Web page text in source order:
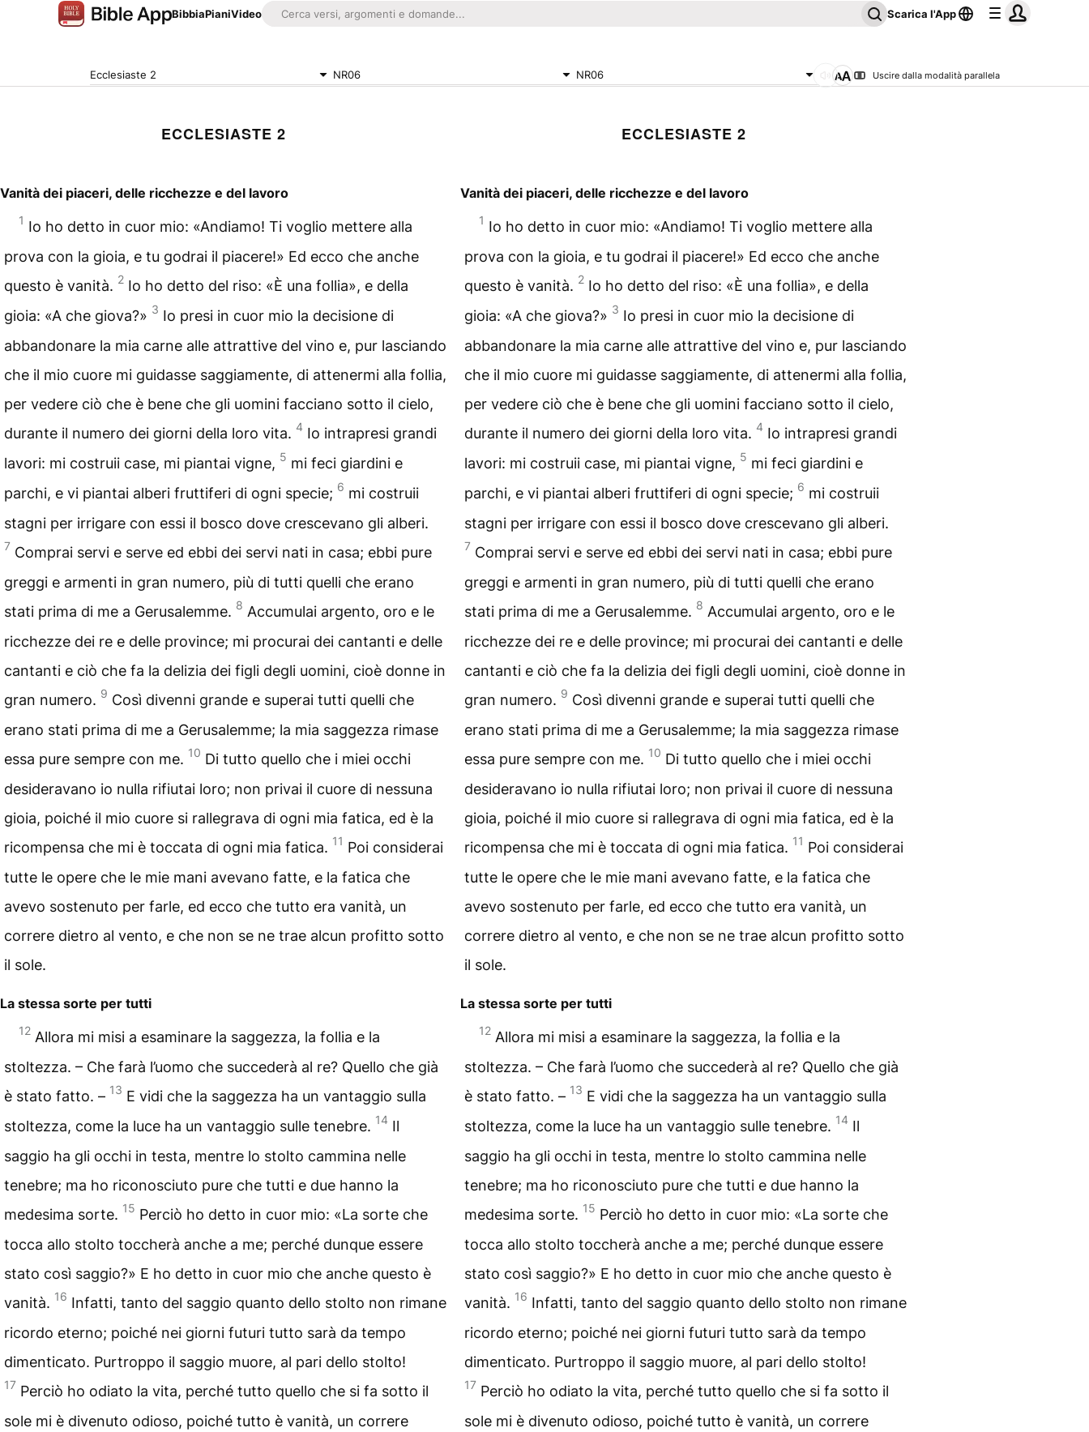
BibbiaPianiVideo Scarica l'App
Ecclesiaste 2 NR06 NR06 Uscire dalla modalità parallela
ECCLESIASTE 2
Vanità dei piaceri, delle ricchezze e del lavoro
1 Io ho detto in cuor mio: «Andiamo! Ti voglio mettere alla
prova con la gioia, e tu godrai il piacere!» Ed ecco che anche
questo è vanità. 2 Io ho detto del riso: «È una follia», e della
gioia: «A che giova?» 3 Io presi in cuor mio la decisione di
abbandonare la mia carne alle attrattive del vino e, pur lasciando
che il mio cuore mi guidasse saggiamente, di attenermi alla follia,
per vedere ciò che è bene che gli uomini facciano sotto il cielo,
durante il numero dei giorni della loro vita. 4 Io intrapresi grandi
lavori: mi costruii case, mi piantai vigne, 5 mi feci giardini e
parchi, e vi piantai alberi fruttiferi di ogni specie; 6 mi costruii
stagni per irrigare con essi il bosco dove crescevano gli alberi.
7 Comprai servi e serve ed ebbi dei servi nati in casa; ebbi pure
greggi e armenti in gran numero, più di tutti quelli che erano
stati prima di me a Gerusalemme. 8 Accumulai argento, oro e le
ricchezze dei re e delle province; mi procurai dei cantanti e delle
cantanti e ciò che fa la delizia dei figli degli uomini, cioè donne in
gran numero. 9 Così divenni grande e superai tutti quelli che
erano stati prima di me a Gerusalemme; la mia saggezza rimase
essa pure sempre con me. 10 Di tutto quello che i miei occhi
desideravano io nulla rifiutai loro; non privai il cuore di nessuna
gioia, poiché il mio cuore si rallegrava di ogni mia fatica, ed è la
ricompensa che mi è toccata di ogni mia fatica. 11 Poi considerai
tutte le opere che le mie mani avevano fatte, e la fatica che
avevo sostenuto per farle, ed ecco che tutto era vanità, un
correre dietro al vento, e che non se ne trae alcun profitto sotto
il sole.
La stessa sorte per tutti
12 Allora mi misi a esaminare la saggezza, la follia e la
stoltezza. – Che farà l’uomo che succederà al re? Quello che già
è stato fatto. – 13 E vidi che la saggezza ha un vantaggio sulla
stoltezza, come la luce ha un vantaggio sulle tenebre. 14 Il
saggio ha gli occhi in testa, mentre lo stolto cammina nelle
tenebre; ma ho riconosciuto pure che tutti e due hanno la
medesima sorte. 15 Perciò ho detto in cuor mio: «La sorte che
tocca allo stolto toccherà anche a me; perché dunque essere
stato così saggio?» E ho detto in cuor mio che anche questo è
vanità. 16 Infatti, tanto del saggio quanto dello stolto non rimane
ricordo eterno; poiché nei giorni futuri tutto sarà da tempo
dimenticato. Purtroppo il saggio muore, al pari dello stolto!
17 Perciò ho odiato la vita, perché tutto quello che si fa sotto il
sole mi è divenuto odioso, poiché tutto è vanità, un correre
ECCLESIASTE 2
Vanità dei piaceri, delle ricchezze e del lavoro
1 Io ho detto in cuor mio: «Andiamo! Ti voglio mettere alla
prova con la gioia, e tu godrai il piacere!» Ed ecco che anche
questo è vanità. 2 Io ho detto del riso: «È una follia», e della
gioia: «A che giova?» 3 Io presi in cuor mio la decisione di
abbandonare la mia carne alle attrattive del vino e, pur lasciando
che il mio cuore mi guidasse saggiamente, di attenermi alla follia,
per vedere ciò che è bene che gli uomini facciano sotto il cielo,
durante il numero dei giorni della loro vita. 4 Io intrapresi grandi
lavori: mi costruii case, mi piantai vigne, 5 mi feci giardini e
parchi, e vi piantai alberi fruttiferi di ogni specie; 6 mi costruii
stagni per irrigare con essi il bosco dove crescevano gli alberi.
7 Comprai servi e serve ed ebbi dei servi nati in casa; ebbi pure
greggi e armenti in gran numero, più di tutti quelli che erano
stati prima di me a Gerusalemme. 8 Accumulai argento, oro e le
ricchezze dei re e delle province; mi procurai dei cantanti e delle
cantanti e ciò che fa la delizia dei figli degli uomini, cioè donne in
gran numero. 9 Così divenni grande e superai tutti quelli che
erano stati prima di me a Gerusalemme; la mia saggezza rimase
essa pure sempre con me. 10 Di tutto quello che i miei occhi
desideravano io nulla rifiutai loro; non privai il cuore di nessuna
gioia, poiché il mio cuore si rallegrava di ogni mia fatica, ed è la
ricompensa che mi è toccata di ogni mia fatica. 11 Poi considerai
tutte le opere che le mie mani avevano fatte, e la fatica che
avevo sostenuto per farle, ed ecco che tutto era vanità, un
correre dietro al vento, e che non se ne trae alcun profitto sotto
il sole.
La stessa sorte per tutti
12 Allora mi misi a esaminare la saggezza, la follia e la
stoltezza. – Che farà l’uomo che succederà al re? Quello che già
è stato fatto. – 13 E vidi che la saggezza ha un vantaggio sulla
stoltezza, come la luce ha un vantaggio sulle tenebre. 14 Il
saggio ha gli occhi in testa, mentre lo stolto cammina nelle
tenebre; ma ho riconosciuto pure che tutti e due hanno la
medesima sorte. 15 Perciò ho detto in cuor mio: «La sorte che
tocca allo stolto toccherà anche a me; perché dunque essere
stato così saggio?» E ho detto in cuor mio che anche questo è
vanità. 16 Infatti, tanto del saggio quanto dello stolto non rimane
ricordo eterno; poiché nei giorni futuri tutto sarà da tempo
dimenticato. Purtroppo il saggio muore, al pari dello stolto!
17 Perciò ho odiato la vita, perché tutto quello che si fa sotto il
sole mi è divenuto odioso, poiché tutto è vanità, un correre